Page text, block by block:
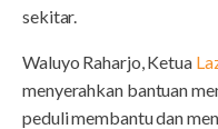
sekitar.
Waluyo Raharjo, Ketua
menyerahkan bantuan
peduli membantu dan